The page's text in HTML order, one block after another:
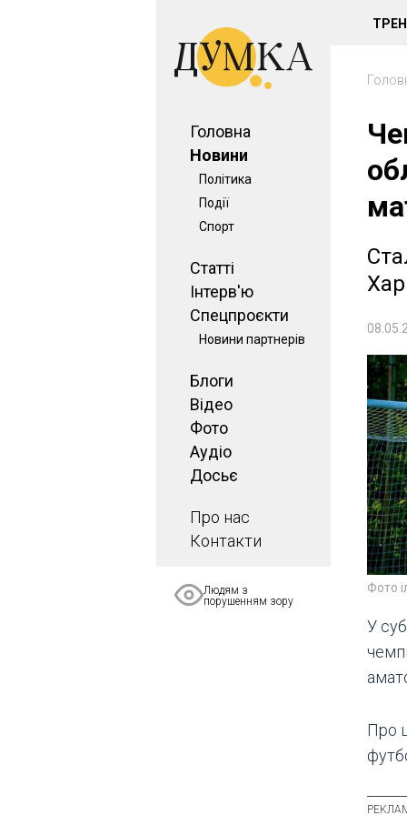
Головна
Новини
Політика
Події
Спорт
Статті
Інтерв'ю
Спецпроєкти
Новини партнерів
Блоги
Відео
Фото
Аудіо
Досьє
Про нас
Контакти
Людям з
порушенням зору
Фото
У
Про